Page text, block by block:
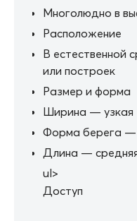
Многолюдно в
Расположение
В естественной
или построек
Размер и форма
Ширина — узкая
Форма берега —
Длина —
ul>
Доступ